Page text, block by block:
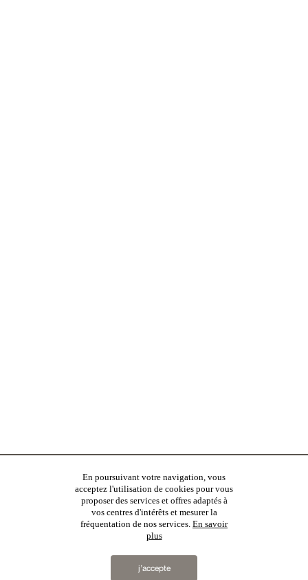
En poursuivant votre navigation, vous
acceptez l'utilisation de cookies pour vous
proposer des services et offres adaptés à
vos centres d'intérêts et mesurer la
fréquentation de nos services. En savoir
plus
j’accepte